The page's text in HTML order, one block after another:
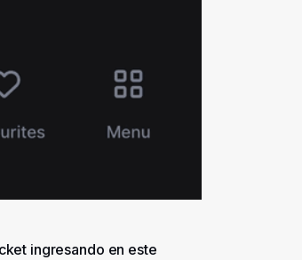
ingresando en este